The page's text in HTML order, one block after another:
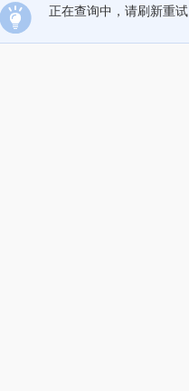
正在查询中，请刷新重试